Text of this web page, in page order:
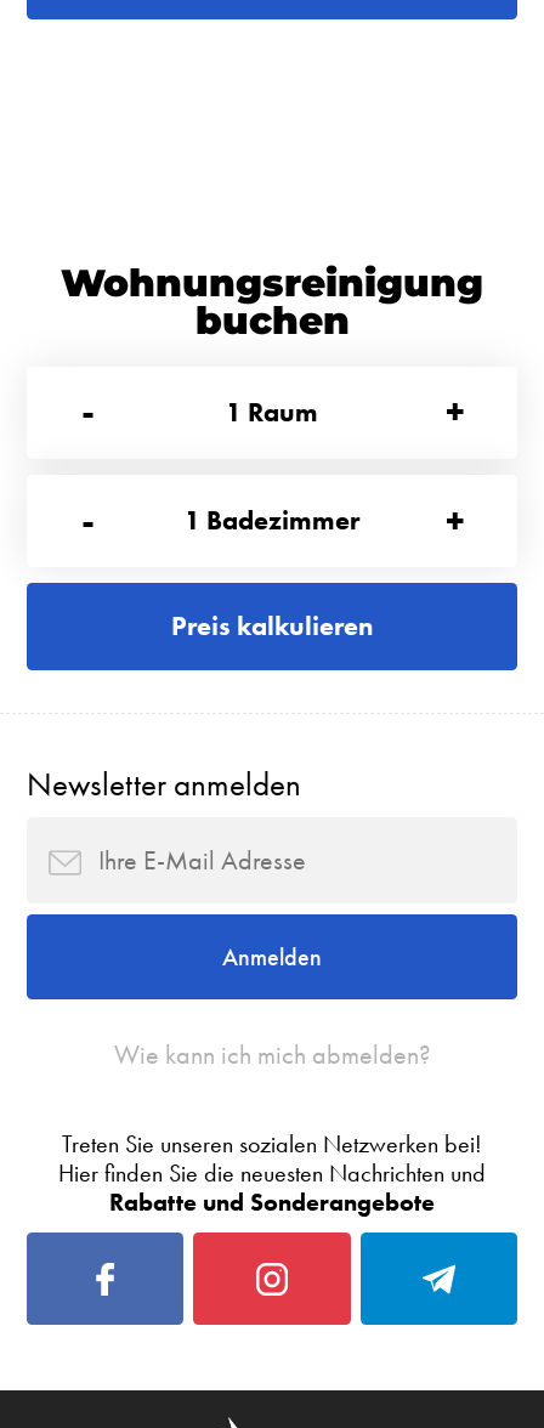
Wohnungsreinigung
buchen
-
1 Raum +
- 1 Badezimmer +
Preis kalkulieren
Newsletter anmelden
Anmelden
Wie kann ich mich abmelden?
Treten Sie unseren sozialen Netzwerken bei!
Hier finden Sie die neuesten Nachrichten und
Rabatte und Sonderangebote